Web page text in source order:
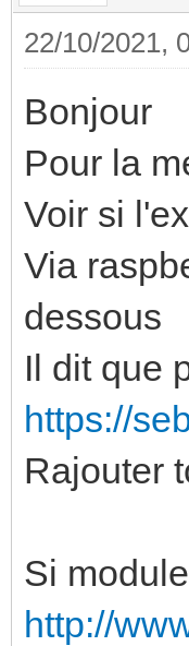
22/10/2021,
Bonjour
Pour la
Voir si
Via
dessous
Il dit que
https://
Rajouter
Si
http://